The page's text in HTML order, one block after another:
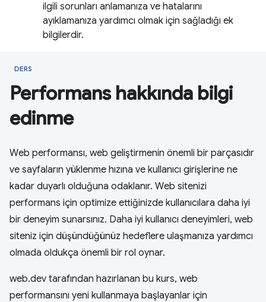
ilgili sorunları anlamanıza ve hatalarını
ayıklamanıza yardımcı olmak için sağladığı ek
bilgilerdir.
DERS
Performans hakkında bilgi
edinme
Web performansı, web geliştirmenin önemli bir parçasıdır
ve sayfaların yüklenme hızına ve kullanıcı girişlerine ne
kadar duyarlı olduğuna odaklanır. Web sitenizi
performans için optimize ettiğinizde kullanıcılara daha iyi
bir deneyim sunarsınız. Daha iyi kullanıcı deneyimleri, web
siteniz için düşündüğünüz hedeflere ulaşmanıza yardımcı
olmada oldukça önemli bir rol oynar.
web.dev tarafından hazırlanan bu kurs, web
performansını yeni kullanmaya başlayanlar için